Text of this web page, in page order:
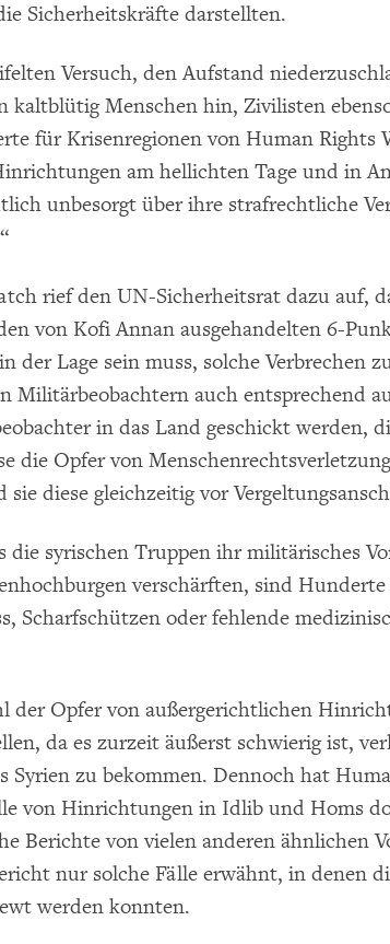
Sicherheitskräfte darstellten.
Versuch, den Aufstand
kaltblütig Menschen hin, Zivilisten
für Krisenregionen von Human Rights
am hellichten Tage und in
unbesorgt über ihre strafrechtliche
rief den UN-Sicherheitsrat dazu auf,
von Kofi Annan ausgehandelten 6-
der Lage sein muss, solche Verbrechen
Militärbeobachtern auch entsprechend
in das Land geschickt werden,
die Opfer von
diese gleichzeitig vor
die syrischen Truppen ihr militärisches
verschärften, sind
Scharfschützen oder fehlende
der Opfer von außergerichtlichen
da es zurzeit äußerst schwierig ist,
Syrien zu bekommen. Dennoch hat
von Hinrichtungen in Idlib und Homs
Berichte von vielen anderen ähnlichen
nur solche Fälle erwähnt, in denen
werden konnten.